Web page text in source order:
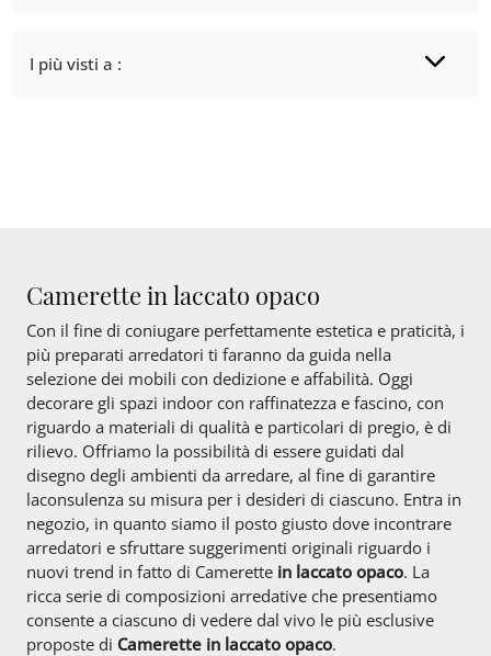
I più visti a :
Camerette in laccato opaco
Con il fine di coniugare perfettamente estetica e praticità, i
più preparati arredatori ti faranno da guida nella
selezione dei mobili con dedizione e affabilità. Oggi
decorare gli spazi indoor con raffinatezza e fascino, con
riguardo a materiali di qualità e particolari di pregio, è di
rilievo. Offriamo la possibilità di essere guidati dal
disegno degli ambienti da arredare, al fine di garantire
laconsulenza su misura per i desideri di ciascuno. Entra in
negozio, in quanto siamo il posto giusto dove incontrare
arredatori e sfruttare suggerimenti originali riguardo i
nuovi trend in fatto di Camerette in laccato opaco. La
ricca serie di composizioni arredative che presentiamo
consente a ciascuno di vedere dal vivo le più esclusive
proposte di Camerette in laccato opaco.